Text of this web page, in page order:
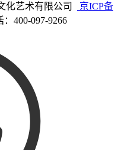
化艺术有限公司
京ICP备
400-097-9266